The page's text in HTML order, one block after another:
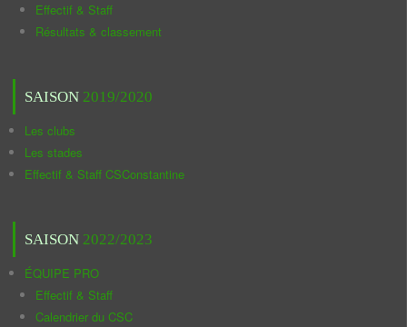
Effectif & Staff
Résultats & classement
SAISON 2019/2020
Les clubs
Les stades
Effectif & Staff CSConstantine
SAISON 2022/2023
ÉQUIPE PRO
Effectif & Staff
Calendrier du CSC